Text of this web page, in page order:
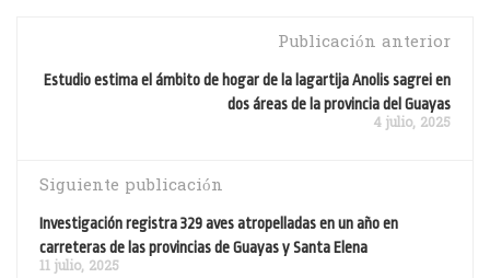
Publicación anterior
Estudio estima el ámbito de hogar de la lagartija Anolis sagrei en
dos áreas de la provincia del Guayas
4 julio, 2025
Siguiente publicación
Investigación registra 329 aves atropelladas en un año en
carreteras de las provincias de Guayas y Santa Elena
11 julio, 2025